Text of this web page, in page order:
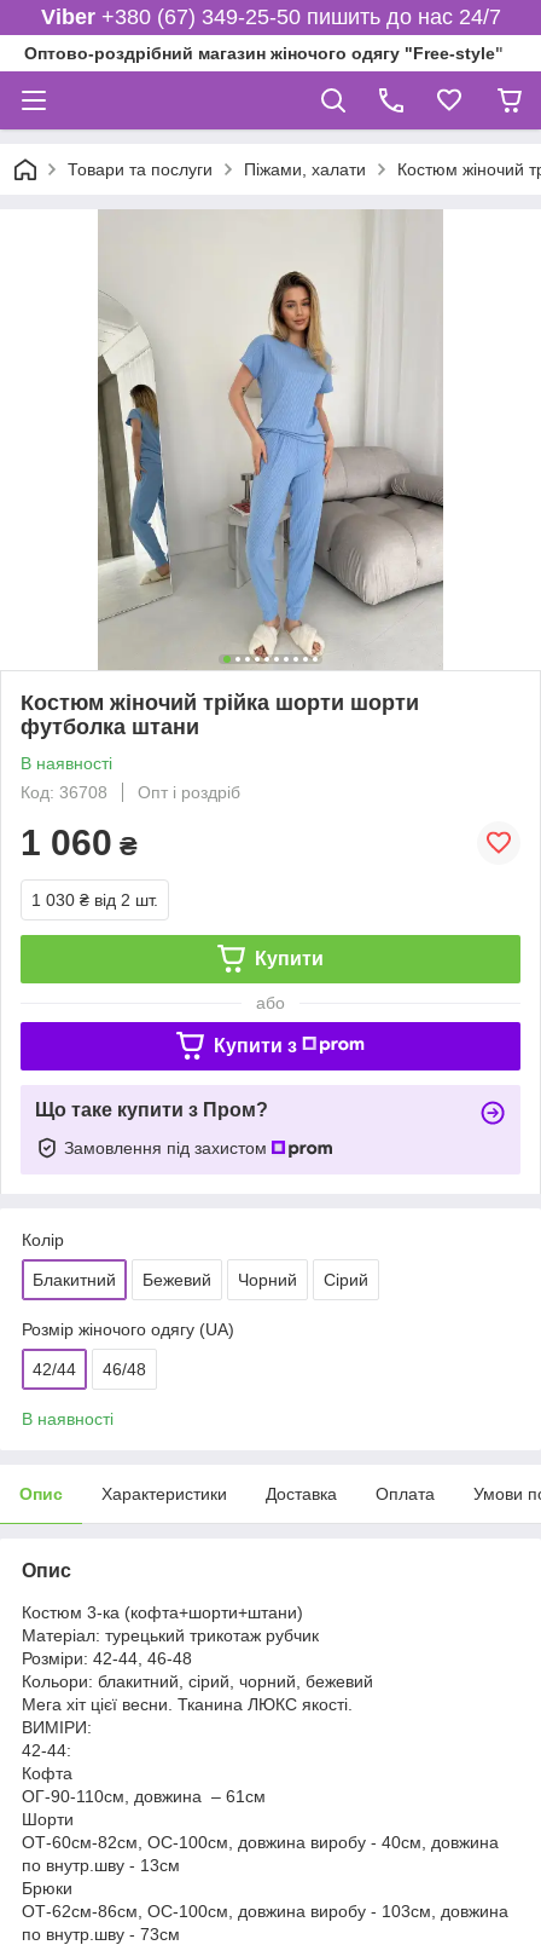
Viber+380 (67) 349-25-50 пишить до нас 24/7
Оптово-роздрібний магазин жіночого одягу "Free-style"
Товари та послуги Піжами, халати Костюм жіночий
Костюм жіночий трійка шорти шорти
футболка штани
В наявності
Код: 36708
Опт і роздріб
1 060 ₴
1 030 ₴ від 2 шт.
Купити
або
Купити з
Що таке купити з Пром?
Замовлення під захистом
Колір
Блакитний Бежевий Чорний Сірий
Розмір жіночого одягу (UA)
42/44 46/48
В наявності
Опис Характеристики Доставка Оплата Умови
Опис
Костюм 3-ка (кофта+шорти+штани)
Матеріал: турецький трикотаж рубчик
Розміри: 42-44, 46-48
Кольори: блакитний, сірий, чорний, бежевий
Мега хіт цієї весни. Тканина ЛЮКС якості.
ВИМІРИ:
42-44:
Кофта
ОГ-90-110см, довжина – 61см
Шорти
ОТ-60см-82см, ОС-100см, довжина виробу - 40см, довжина
по внутр.шву - 13см
Брюки
ОТ-62см-86см, ОС-100см, довжина виробу - 103см, довжина
по внутр.шву - 73см